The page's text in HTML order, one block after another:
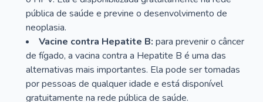
pública de saúde e previne o desenvolvimento de
neoplasia.
Vacine contra Hepatite B: para prevenir o câncer
de fígado, a vacina contra a Hepatite B é uma das
alternativas mais importantes. Ela pode ser tomadas
por pessoas de qualquer idade e está disponível
gratuitamente na rede pública de saúde.